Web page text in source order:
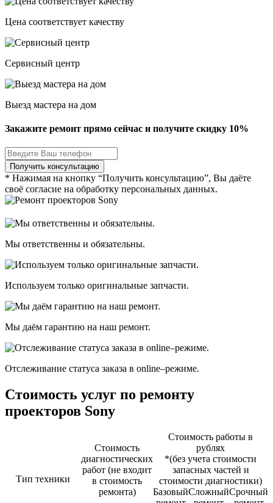
Цена соответствует качеству
Сервисный центр
Выезд мастера на дом
Закажите ремонт прямо сейчас и получите скидку 10%
* Нажимая на кнопку “Получить консультацию”, Вы даёте
своё согласие на обработку персональных данных.
Мы ответственны и обязательны.
Используем только оригинальные запчасти.
Мы даём гарантию на наш ремонт.
Отслеживание статуса заказа в оnline–режиме.
Стоимость услуг по ремонту
проекторов Sony
Тип техники
Стоимость
диагностичеcких
работ (не входит
в стоимость
ремонта)
Стоимость работы в
рублях
*(без учета стоимости
запасных частей и
стоимости диагностики)
БазовыйСложныйСрочный